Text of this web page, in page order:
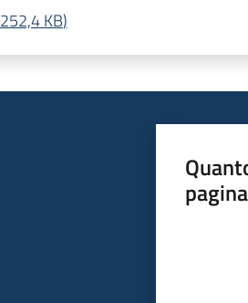
252,4 KB)